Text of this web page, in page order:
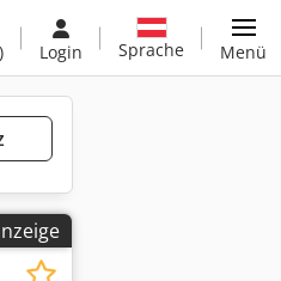
Login Sprache Menü